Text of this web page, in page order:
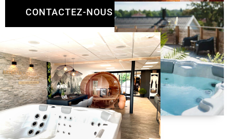
CONTACTEZ-NOUS